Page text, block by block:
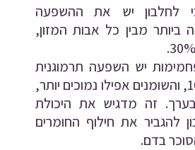
לחלבון יש את ההשפעה
ביותר מבין כל אבות המזון,
יש השפעה תרמוגנית
של כ-5% עד 10%, והשומנים אפילו נמוכים יותר,
2% עד 3% בערך. זה מדגיש את היכולת
להגביר את חילוף החומרים
בדם.